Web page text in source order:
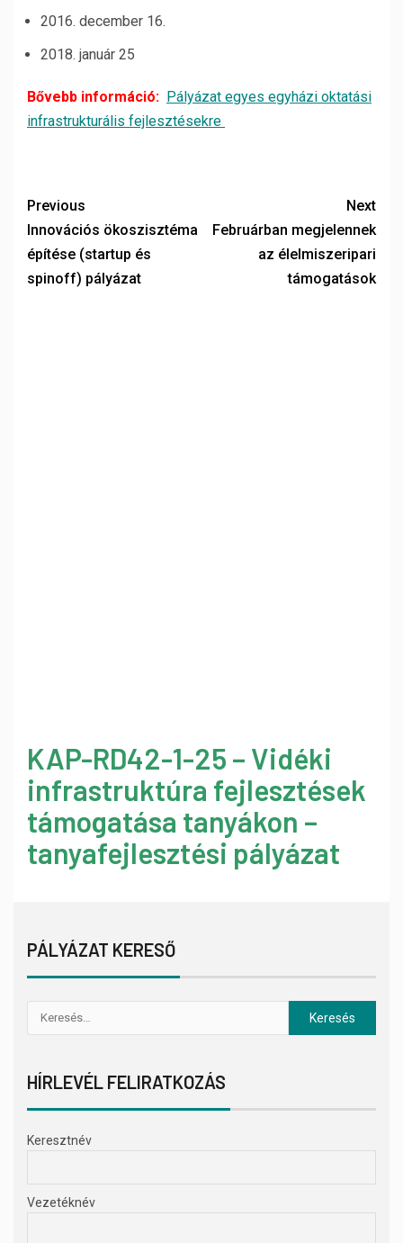
2016. december 16.
2018. január 25
Bővebb információ: Pályázat egyes egyházi oktatási
infrastrukturális fejlesztésekre
Previous
Innovációs ökoszisztéma
építése (startup és
spinoff) pályázat
Next
Februárban megjelennek
az élelmiszeripari
támogatások
KAP-RD42-1-25 – Vidéki
infrastruktúra fejlesztések
támogatása tanyákon –
tanyafejlesztési pályázat
PÁLYÁZAT KERESŐ
HÍRLEVÉL FELIRATKOZÁS
Keresztnév
Vezetéknév